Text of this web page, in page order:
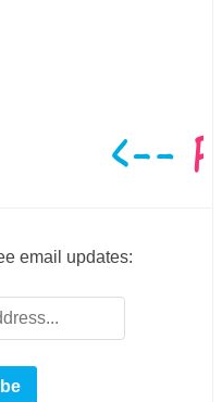
email updates: